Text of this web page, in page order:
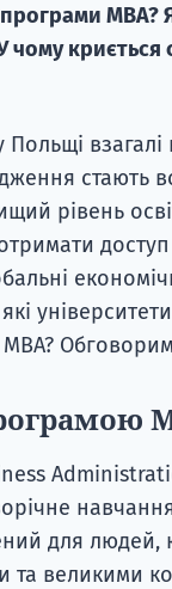
MBA?
чому криється
Польщі
стають
рівень
для людей,
та великими